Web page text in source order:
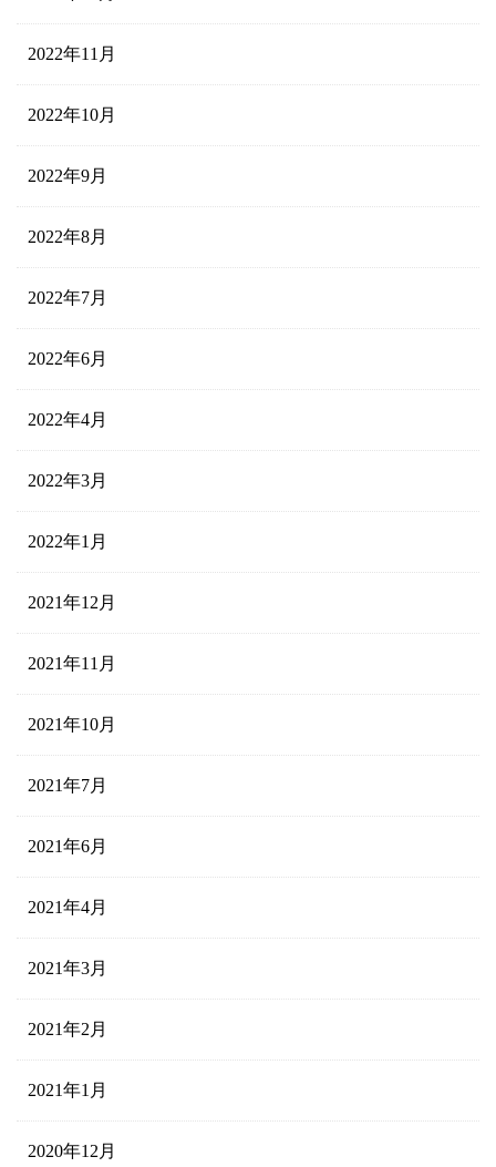
2022年11月
2022年10月
2022年9月
2022年8月
2022年7月
2022年6月
2022年4月
2022年3月
2022年1月
2021年12月
2021年11月
2021年10月
2021年7月
2021年6月
2021年4月
2021年3月
2021年2月
2021年1月
2020年12月